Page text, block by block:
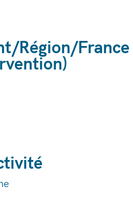
Région/France